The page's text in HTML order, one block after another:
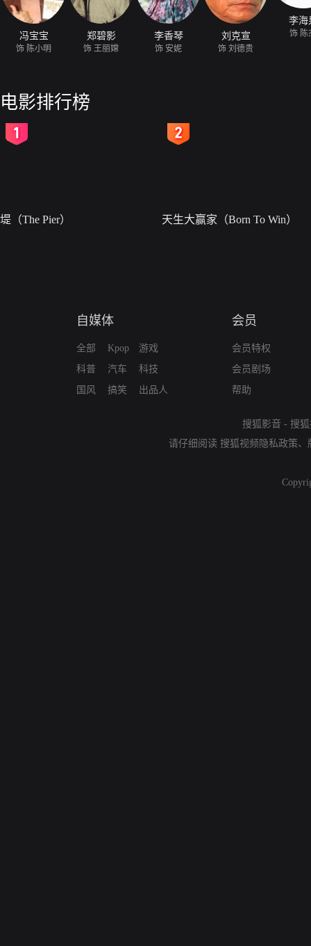
冯宝宝
饰 陈小明
郑碧影
饰 王丽嫦
李香琴
饰 安妮
刘克宣
饰 刘德贵
李海
饰 陈
电影排行榜
堤（The Pier） 天生大赢家（Born To Win）
自媒体
全部
科普
国风
Kpop
汽车
搞笑
游戏
科技
出品人
会员
会员特权
会员剧场
帮助
搜狐影音 - 搜
请仔细阅读 搜狐视频隐私政策、